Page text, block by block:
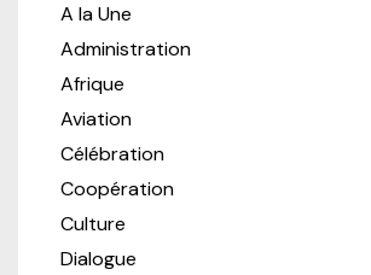
A la Une
Administration
Afrique
Aviation
Célébration
Coopération
Culture
Dialogue